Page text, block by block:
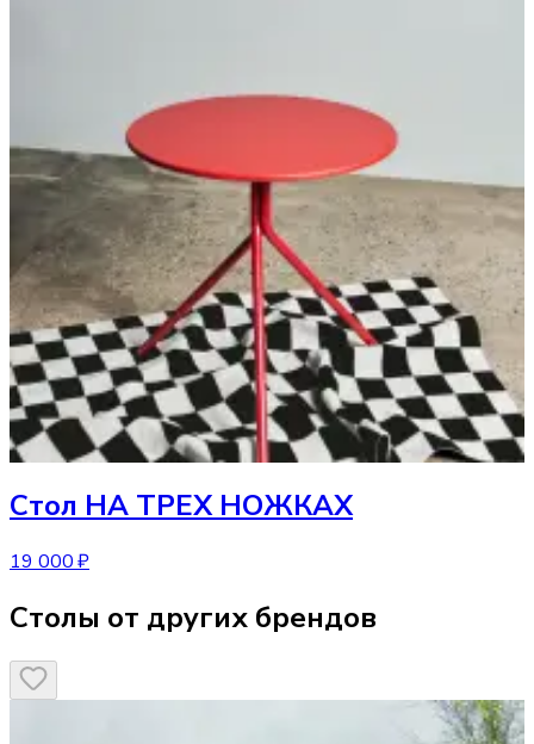
Стол НА ТРЕХ НОЖКАХ
19 000 ₽
Столы от других брендов